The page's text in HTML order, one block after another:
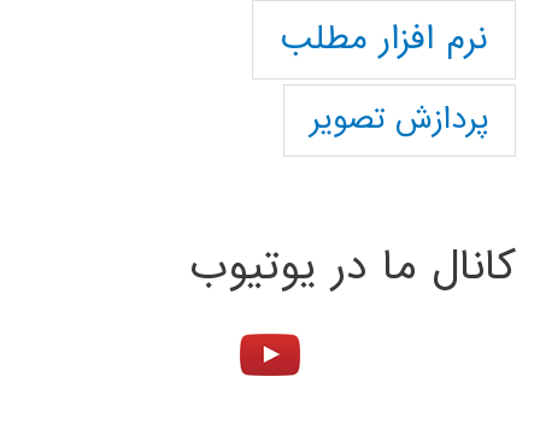
نرم افزار مطلب
پردازش تصویر
کانال ما در یوتیوب